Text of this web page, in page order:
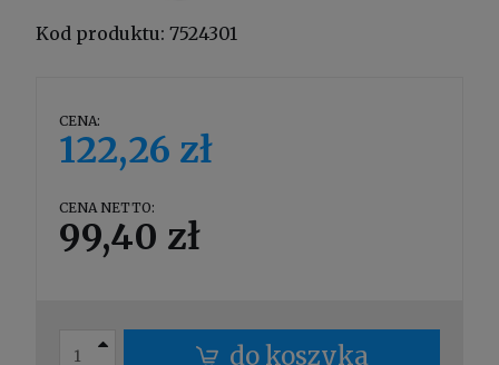
Kod produktu: 7524301
CENA:
122,26 zł
CENA NETTO:
99,40 zł
do koszyka